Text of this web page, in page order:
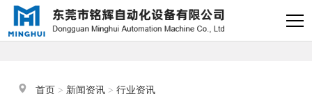
首页 > 新闻资讯 > 行业资讯